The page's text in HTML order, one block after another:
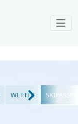
WETTER